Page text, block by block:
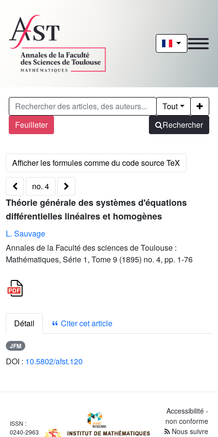
Feuilleter
Tout
Rechercher
no. 4
Théorie générale des systèmes d'équations
différentielles linéaires et homogènes
L. Sauvage
Annales de la Faculté des sciences de Toulouse :
Mathématiques, Série 1, Tome 9 (1895) no. 4, pp. 1-76
Détail Citer cet article
JFM
DOI : 10.5802/afst.120
ISSN :
0240-2963
Accessibilité -
non conforme
Nous suivre